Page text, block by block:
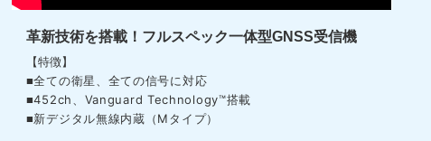
革新技術を搭載！フルスペック一体型GNSS受信機
【特徴】
■全ての衛星、全ての信号に対応
■452ch、Vanguard Technology™搭載
■新デジタル無線内蔵（Mタイプ）